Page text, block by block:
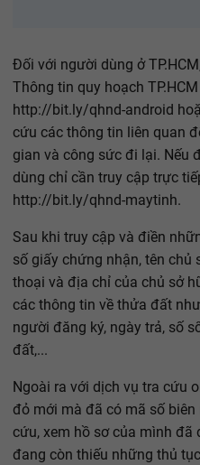
Đối với người dùng ở
Thông tin quy hoạch
http://bit.ly/qhnd-android
cứu các thông tin liên quan
gian và công sức đi lại. Nếu
dùng chỉ cần truy cập trực
http://bit.ly/qhnd-maytinh.
Sau khi truy cập và điền
số giấy chứng nhận, tên chủ
thoại và địa chỉ của chủ sở
các thông tin về thửa đất
người đăng ký, ngày trả, số
đất,...
Ngoài ra với dịch vụ tra cứu
đỏ mới mà đã có mã số
cứu, xem hồ sơ của mình
đang còn thiếu những thủ